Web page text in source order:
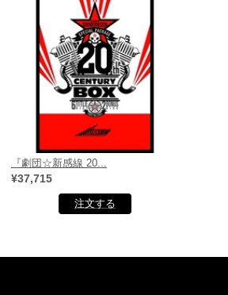
『劇団☆新感線 20...
¥37,715